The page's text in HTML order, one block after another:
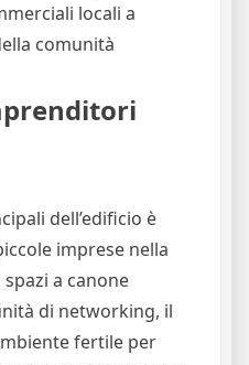
locali a
comunità
dell’edificio è
imprese nella
a canone
di networking, il
fertile per